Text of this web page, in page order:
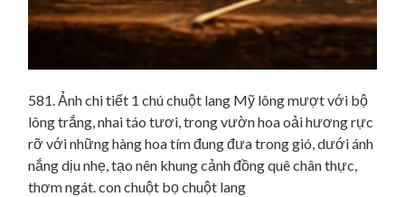
581. Ảnh chi tiết 1 chú chuột lang Mỹ lông mượt với bộ
lông trắng, nhai táo tươi, trong vườn hoa oải hương rực
rỡ với những hàng hoa tím đung đưa trong gió, dưới ánh
nắng dịu nhẹ, tạo nên khung cảnh đồng quê chân thực,
thơm ngát. con chuột bọ chuột lang